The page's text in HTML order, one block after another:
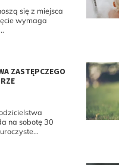
się z miejsca
wymaga
ZASTĘPCZEGO
na sobotę 30